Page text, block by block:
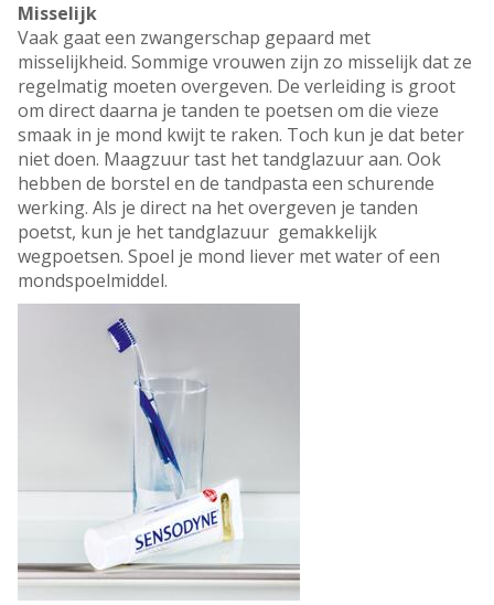
Misselijk
Vaak gaat een zwangerschap gepaard met
misselijkheid. Sommige vrouwen zijn zo misselijk dat ze
regelmatig moeten overgeven. De verleiding is groot
om direct daarna je tanden te poetsen om die vieze
smaak in je mond kwijt te raken. Toch kun je dat beter
niet doen. Maagzuur tast het tandglazuur aan. Ook
hebben de borstel en de tandpasta een schurende
werking. Als je direct na het overgeven je tanden
poetst, kun je het tandglazuur gemakkelijk
wegpoetsen. Spoel je mond liever met water of een
mondspoelmiddel.